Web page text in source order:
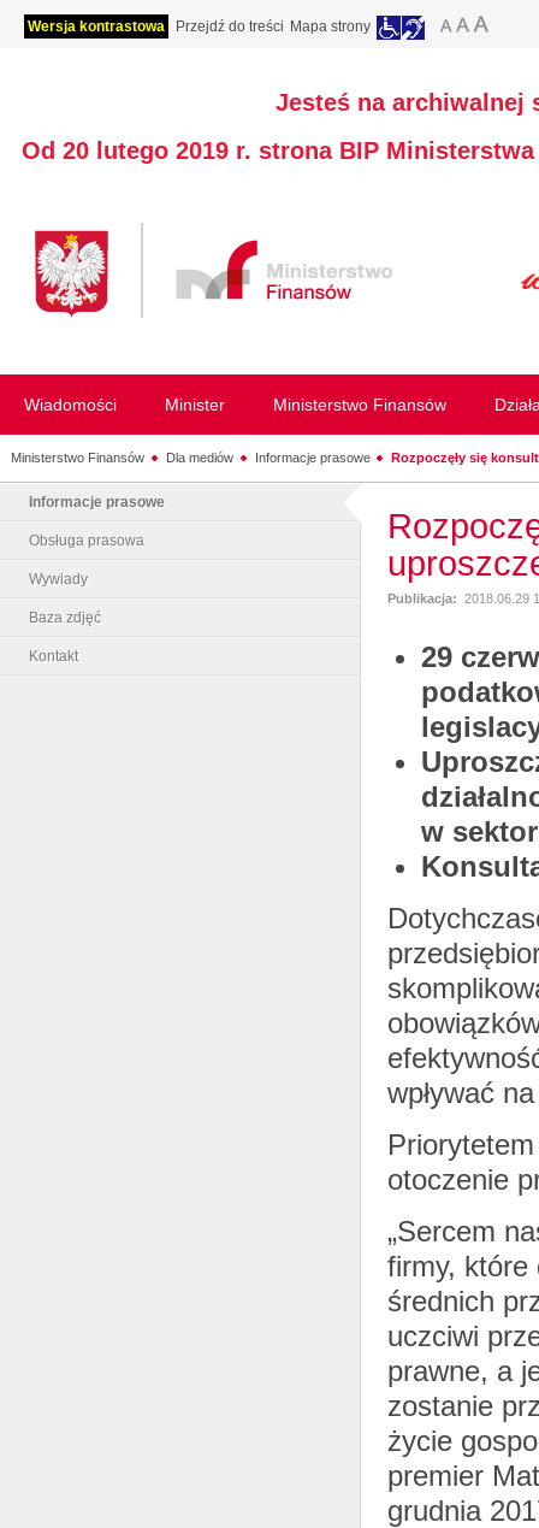
Wersja kontrastowa Przejdź do treści Mapa strony
Jesteś na archiwalnej
Od 20 lutego 2019 r. strona BIP
Wiadomości Minister Ministerstwo Finansów
Ministerstwo Finansów Dla mediów Informacje prasowe Rozpoczęły się
Informacje prasowe
Obsługa prasowa
Wywiady
Baza zdjęć
Kontakt
Publikacja: 2018.06.29
29
w
wpływać
otoczenie
„Sercem
firmy, które
średnich
uczciwi
prawne, a
zostanie
życie
premier
grudnia